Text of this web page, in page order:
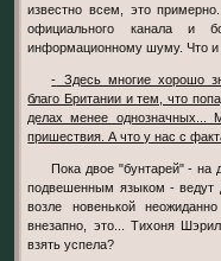
известно всем, это
официального канала и
информационному шуму. Что и
- Здесь многие хорошо знают разницу между своими делами во
благо Британии и тем, что
делах менее однозначных...
пришествия. А что у нас с
Пока двое "бунтарей" - на деле скорее смекалистых ребят с хорошо
подвешенным языком - ведут
возле новенькой
внезапно, это... Тихоня
взять успела?